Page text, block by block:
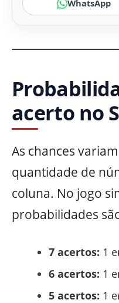
WhatsApp
acerto no
As chances
quantidade de
coluna. No jogo
probabilidades
7 acertos: 1
6 acertos: 1
5 acertos: 1